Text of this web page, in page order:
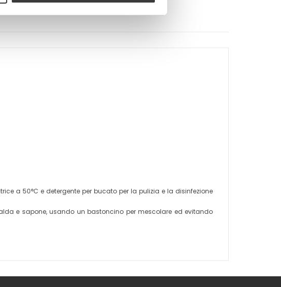
a 50°C e detergente per bucato per la pulizia e la disinfezione
e sapone, usando un bastoncino per mescolare ed evitando